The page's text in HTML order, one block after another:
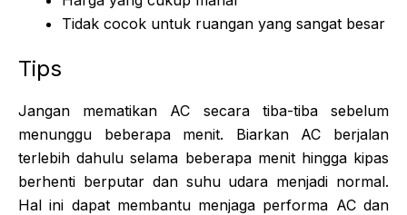
Tidak cocok untuk ruangan yang sangat besar
Tips
Jangan mematikan AC secara tiba-tiba sebelum
menunggu beberapa menit. Biarkan AC berjalan
terlebih dahulu selama beberapa menit hingga kipas
berhenti berputar dan suhu udara menjadi normal.
Hal ini dapat membantu menjaga performa AC dan